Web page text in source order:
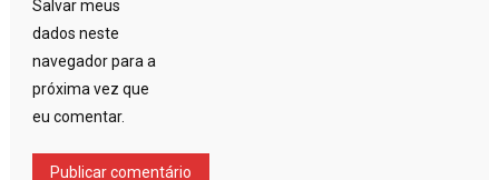
Salvar meus
dados neste
navegador para a
próxima vez que
eu comentar.